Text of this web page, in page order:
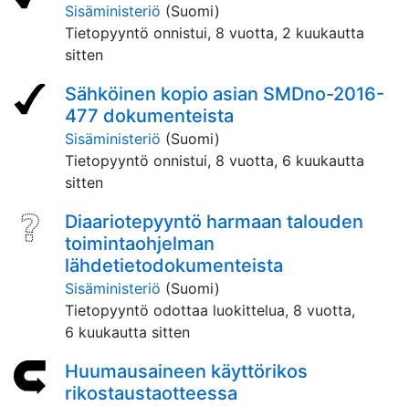
Sisäministeriö (Suomi)
Tietopyyntö onnistui, 8 vuotta, 2 kuukautta
sitten
Sähköinen kopio asian SMDno-2016-
477 dokumenteista
Sisäministeriö (Suomi)
Tietopyyntö onnistui, 8 vuotta, 6 kuukautta
sitten
Diaariotepyyntö harmaan talouden
toimintaohjelman
lähdetietodokumenteista
Sisäministeriö (Suomi)
Tietopyyntö odottaa luokittelua, 8 vuotta,
6 kuukautta sitten
Huumausaineen käyttörikos
rikostaustaotteessa